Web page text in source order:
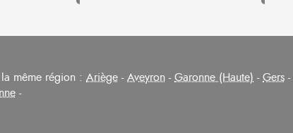
même région : Ariège -Aveyron -Garonne (Haute) -Gers -
-